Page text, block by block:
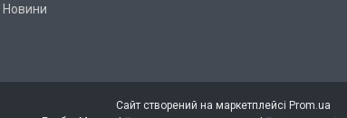
Новини
Сайт створений на маркетплейсі Prom.ua